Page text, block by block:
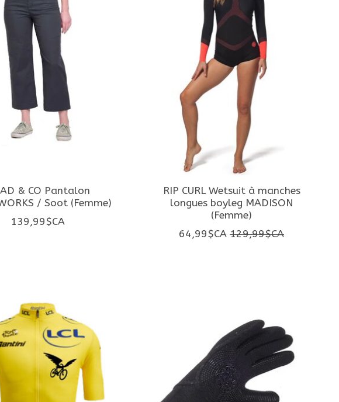
& CO Pantalon
/ Soot (Femme)
139,99$CA
RIP CURL Wetsuit à manches
longues boyleg MADISON
(Femme)
64,99$CA 129,99$CA